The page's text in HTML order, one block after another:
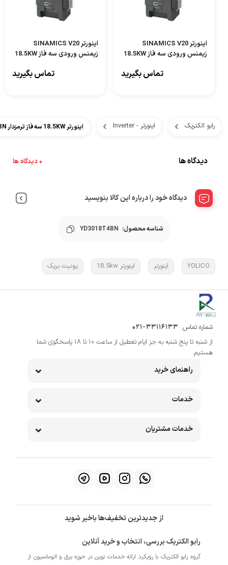
اینورتر SINAMICS V20
زیمنس ورودی سه فاز 18.5KW
تماس بگیرید
اینورتر SINAMICS V20
زیمنس ورودی سه فاز 18.5KW
تماس بگیرید
رابو الکتریک اینورتر - Inverter اینورتر 18.5KW سه فاز ترمزدار YD3000BN یولیکو
دیدگاه ها 0 دیدگاه ها
دیدگاه خود را درباره این کالا بنویسید
شناسه محصول: YD3018T4BN
YOLICO اینورتر اینورتر 18.5kw یونیت بریک
شماره تماس 021-33116133
از شنبه تا پنج شنبه به جز ایام تعطیل از ساعت 10 تا 18 پاسخگوی شما
هستیم.
راهنمای خرید
خدمات
خدمات مشتریان
از جدیدترین تخفیف‌ها باخبر شوید
رابو الکتریک بررسی، انتخاب و خرید آنلاین
گروه رابو الکتریک با رویکرد ارائه خدمات نوین در حوزه برق و اتوماسیون از